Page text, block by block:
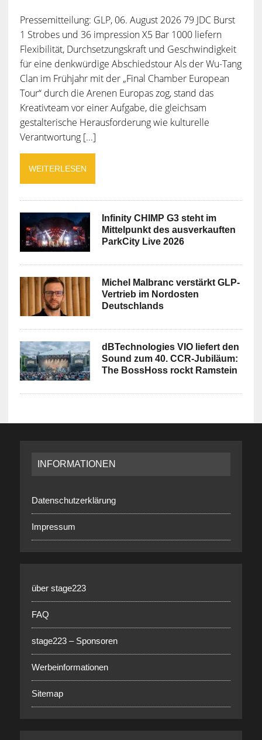
Pressemitteilung: GLP, 06. August 2026 79 JDC Burst
1 Strobes und 36 impression X5 Bar 1000 liefern
Flexibilität, Durchsetzungskraft und Geschwindigkeit
für eine denkwürdige Abschiedstour Als der Wu-Tang
Clan im Frühjahr mit der „Final Chamber European
Tour“ durch die Arenen Europas zog, stand das
Kreativteam vor einer Aufgabe, die gleichsam
gestalterische Herausforderung wie kulturelle
Verantwortung [...]
WEITERLESEN
Infinity CHIMP G3 steht im
Mittelpunkt des ausverkauften
ParkCity Live 2026
Michel Malbranc verstärkt GLP-
Vertrieb im Nordosten
Deutschlands
dBTechnologies VIO liefert den
Sound zum 40. CCR-Jubiläum:
The BossHoss rockt Ramstein
INFORMATIONEN
Datenschutzerklärung
Impressum
über stage223
FAQ
stage223 – Sponsoren
Werbeinformationen
Sitemap